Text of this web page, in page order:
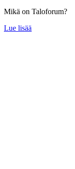
Mikä on Taloforum?
Lue lisää